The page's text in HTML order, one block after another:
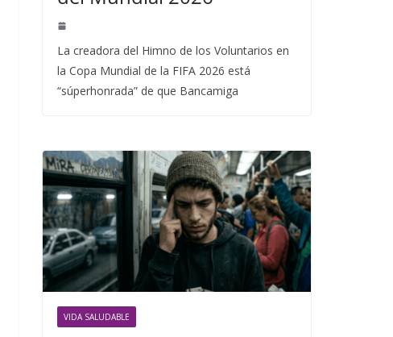
La creadora del Himno de los Voluntarios en
la Copa Mundial de la FIFA 2026 está
“súperhonrada” de que Bancamiga
VIDA SALUDABLE